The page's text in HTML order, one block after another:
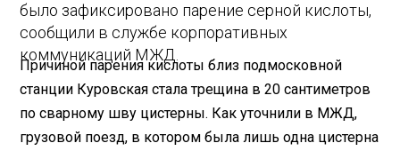
было зафиксировано парение серной кислоты,
сообщили в службе корпоративных
коммуникаций МЖД.
Причиной парения кислоты близ подмосковной
станции Куровская стала трещина в 20 сантиметров
по сварному шву цистерны. Как уточнили в МЖД,
грузовой поезд, в котором была лишь одна цистерна